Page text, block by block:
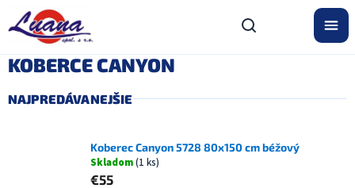
obsah
KOBERCE CANYON
NAJPREDÁVANEJŠIE
Koberec Canyon 5728 80x150 cm béžový
Skladom(1 ks)
€55